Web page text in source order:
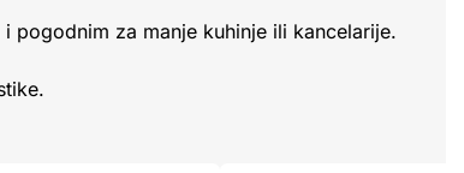
pogodnim za manje kuhinje ili kancelarije.